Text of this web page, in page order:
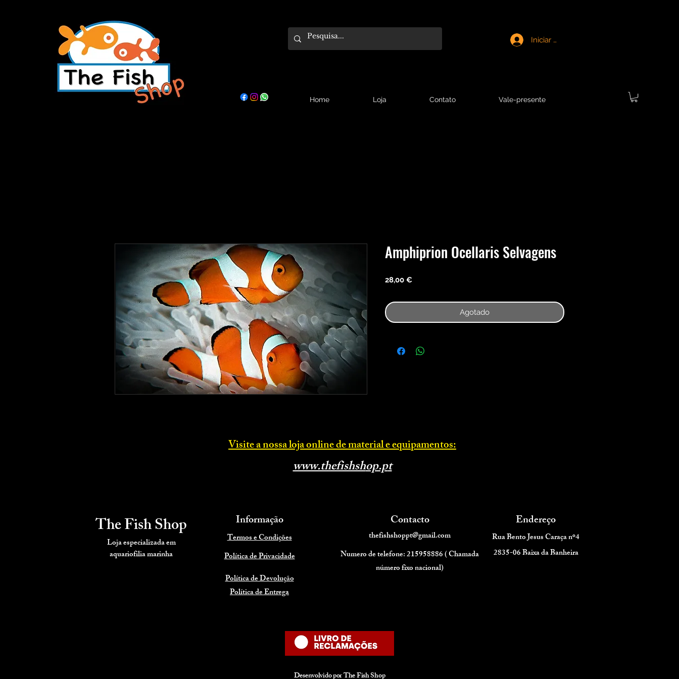
Iniciar sesión
Home Loja Contato Vale-presente
Amphiprion Ocellaris Selvagens
28,00 €Precio
Agotado
Visite a nossa loja online de material e equipamentos:
www.thefishshop.pt
The Fish Shop
Loja especializada em
aquariofiliamarinha
Informação
Termos e Condições
Política de Privacidade
Política de Devolução
Contacto Endereço
thefishshoppt@gmail.com
Numero de telefone: 215958886 ( Chamada
número fixo nacional)
Rua Bento Jesus Caraça nº4
2835-06 Baixa da Banheira
Política de Entrega
Desenvolvido por The Fish Shop